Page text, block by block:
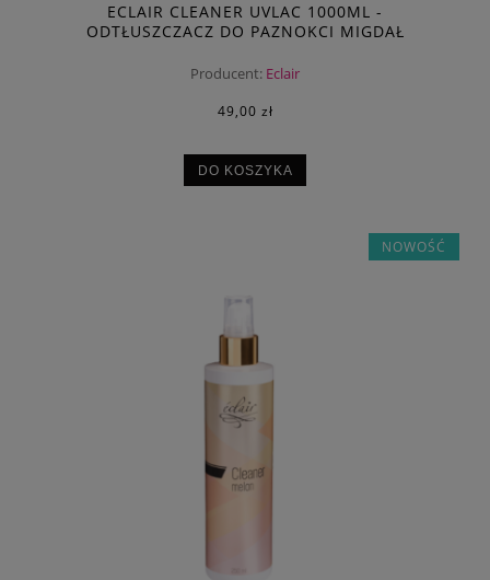
ECLAIR CLEANER UVLAC 1000ML -
ODTŁUSZCZACZ DO PAZNOKCI MIGDAŁ
Producent: Eclair
49,00 zł
DO KOSZYKA
NOWOŚĆ